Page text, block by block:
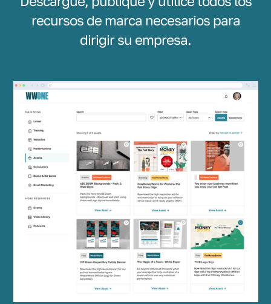
recursos de marca necesarios para
dirigir su empresa.